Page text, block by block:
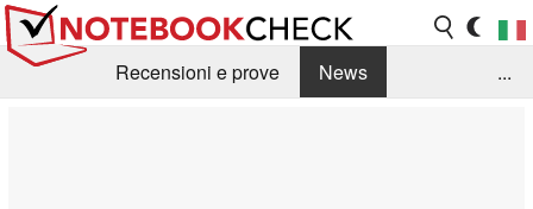
Recensioni e prove
News
...